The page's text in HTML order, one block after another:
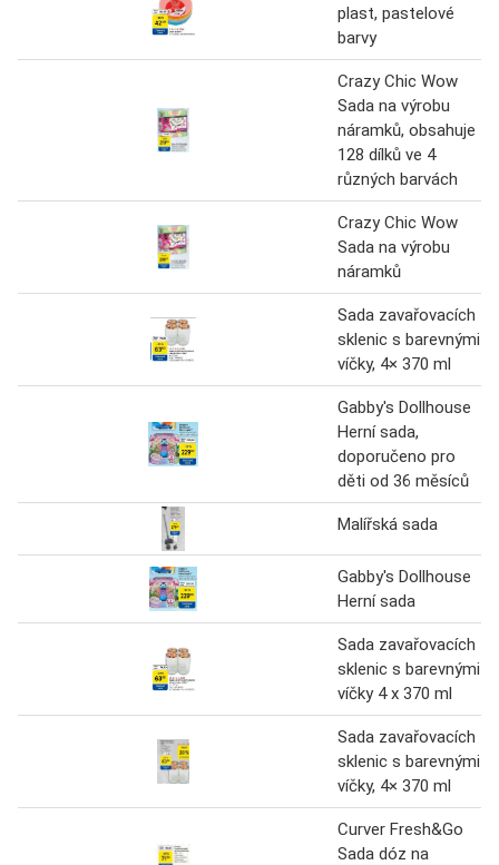
plast, pastelové
barvy
Crazy Chic Wow
Sada na výrobu
náramků, obsahuje
128 dílků ve 4
různých barvách
Crazy Chic Wow
Sada na výrobu
náramků
Sada zavařovacích
sklenic s barevnými
víčky, 4× 370 ml
Gabby's Dollhouse
Herní sada,
doporučeno pro
děti od 36 měsíců
Malířská sada
Gabby's Dollhouse
Herní sada
Sada zavařovacích
sklenic s barevnými
víčky 4 x 370 ml
Sada zavařovacích
sklenic s barevnými
víčky, 4× 370 ml
Curver Fresh&Go
Sada dóz na